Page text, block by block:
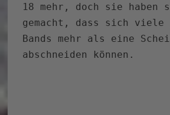
18 mehr, doch sie haben
gemacht, dass sich viele
Bands mehr als eine
abschneiden können.